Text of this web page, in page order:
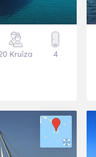
Kruīza 4